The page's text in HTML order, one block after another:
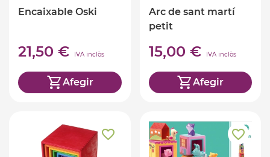
Encaixable Oski
21,50 € IVA inclòs
Afegir
Arc de sant martí
petit
15,00 € IVA inclòs
Afegir